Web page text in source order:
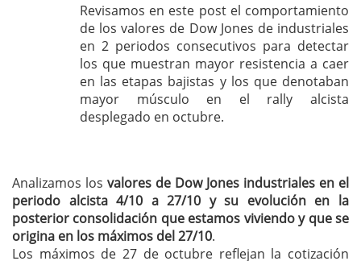
Revisamos en este post el comportamiento
de los valores de Dow Jones de industriales
en 2 periodos consecutivos para detectar
los que muestran mayor resistencia a caer
en las etapas bajistas y los que denotaban
mayor músculo en el rally alcista
desplegado en octubre.
Analizamos los valores de Dow Jones industriales en el
periodo alcista 4/10 a 27/10 y su evolución en la
posterior consolidación que estamos viviendo y que se
origina en los máximos del 27/10.
Los máximos de 27 de octubre reflejan la cotización